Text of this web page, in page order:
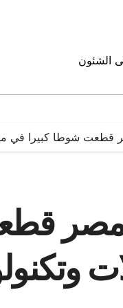
الشئون
قطعت شوطا كبيرا في
مصر